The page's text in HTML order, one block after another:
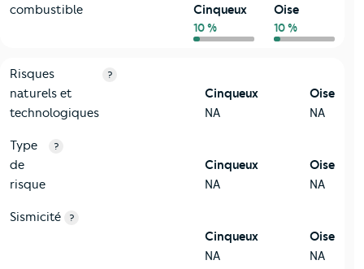
combustible
Cinqueux
10 %
Oise
10 %
9-Diagnostic risques
Critères Cinqueux
Risques
naturels et
technologiques
?
Cinqueux
NA
Oise
NA
Type
de
risque
?
Cinqueux
NA
Oise
NA
Sismicité ?
Cinqueux
NA
Oise
NA